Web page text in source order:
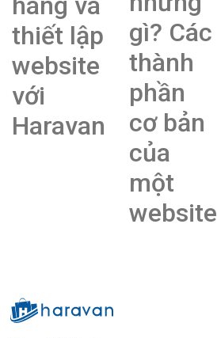
thiết lập
website
với
Haravan
gì? Các
thành
phần
cơ bản
của
một
website